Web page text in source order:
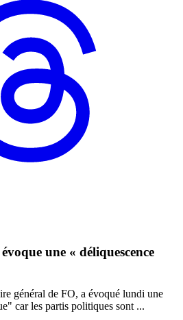
une « déliquescence
général de FO, a évoqué lundi une
car les partis politiques sont ...